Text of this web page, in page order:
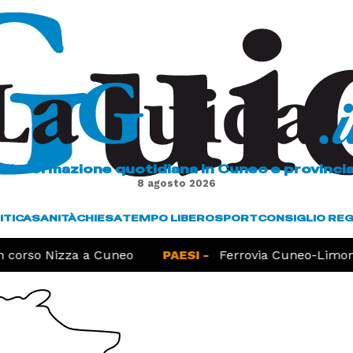
L'informazione quotidiana in Cuneo e
8 agosto 2026
SANITÀCHIESATEMPO LIBEROSPORTCONSIGLIO
Nizza a Cuneo PAESI - Ferrovia Cuneo-Limone,